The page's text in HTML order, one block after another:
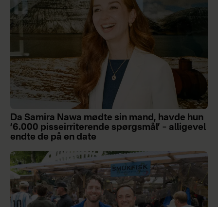
Da Samira Nawa mødte sin mand, havde hun
’6.000 pisseirriterende spørgsmål’ – alligevel
endte de på en date